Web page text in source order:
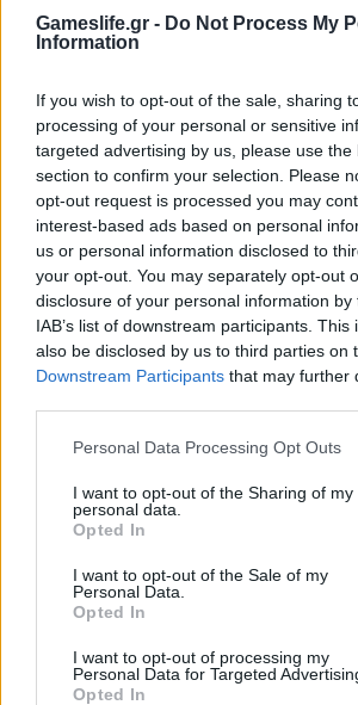
Gameslife.gr - Do Not Process My
Information
If you wish to opt-out of the sale, sharing
processing of your personal or sensitive
targeted advertising by us, please use the
section to confirm your selection. Please
opt-out request is processed you may
interest-based ads based on personal
us or personal information disclosed to
your opt-out. You may separately opt-out
disclosure of your personal information
IAB’s list of downstream participants.
also be disclosed by us to third parties on
Downstream Participants that may further
Personal Data Processing Opt Outs
I want to opt-out of the Sharing of my
personal data.
Opted In
I want to opt-out of the Sale of my
Personal Data.
Opted In
I want to opt-out of processing my
Personal Data for Targeted
Opted In
Ο Geralt επιστρέφει! Πρώτη
νέου expansion του The
Gamescom
15ο eCommerce & Digital
2026: «The Growth Playbook!»
συνέδρια στις 4 Νοεμβρίου!